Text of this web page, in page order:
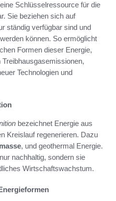
Schlüsselressource für die
Sie beziehen sich auf
ständig verfügbar sind und
können. So ermöglicht
Formen dieser Energie,
Technologien und
bezeichnet Energie aus
Kreislauf regenerieren. Dazu
, und geothermal Energie.
nachhaltig, sondern sie
Wirtschaftswachstum.